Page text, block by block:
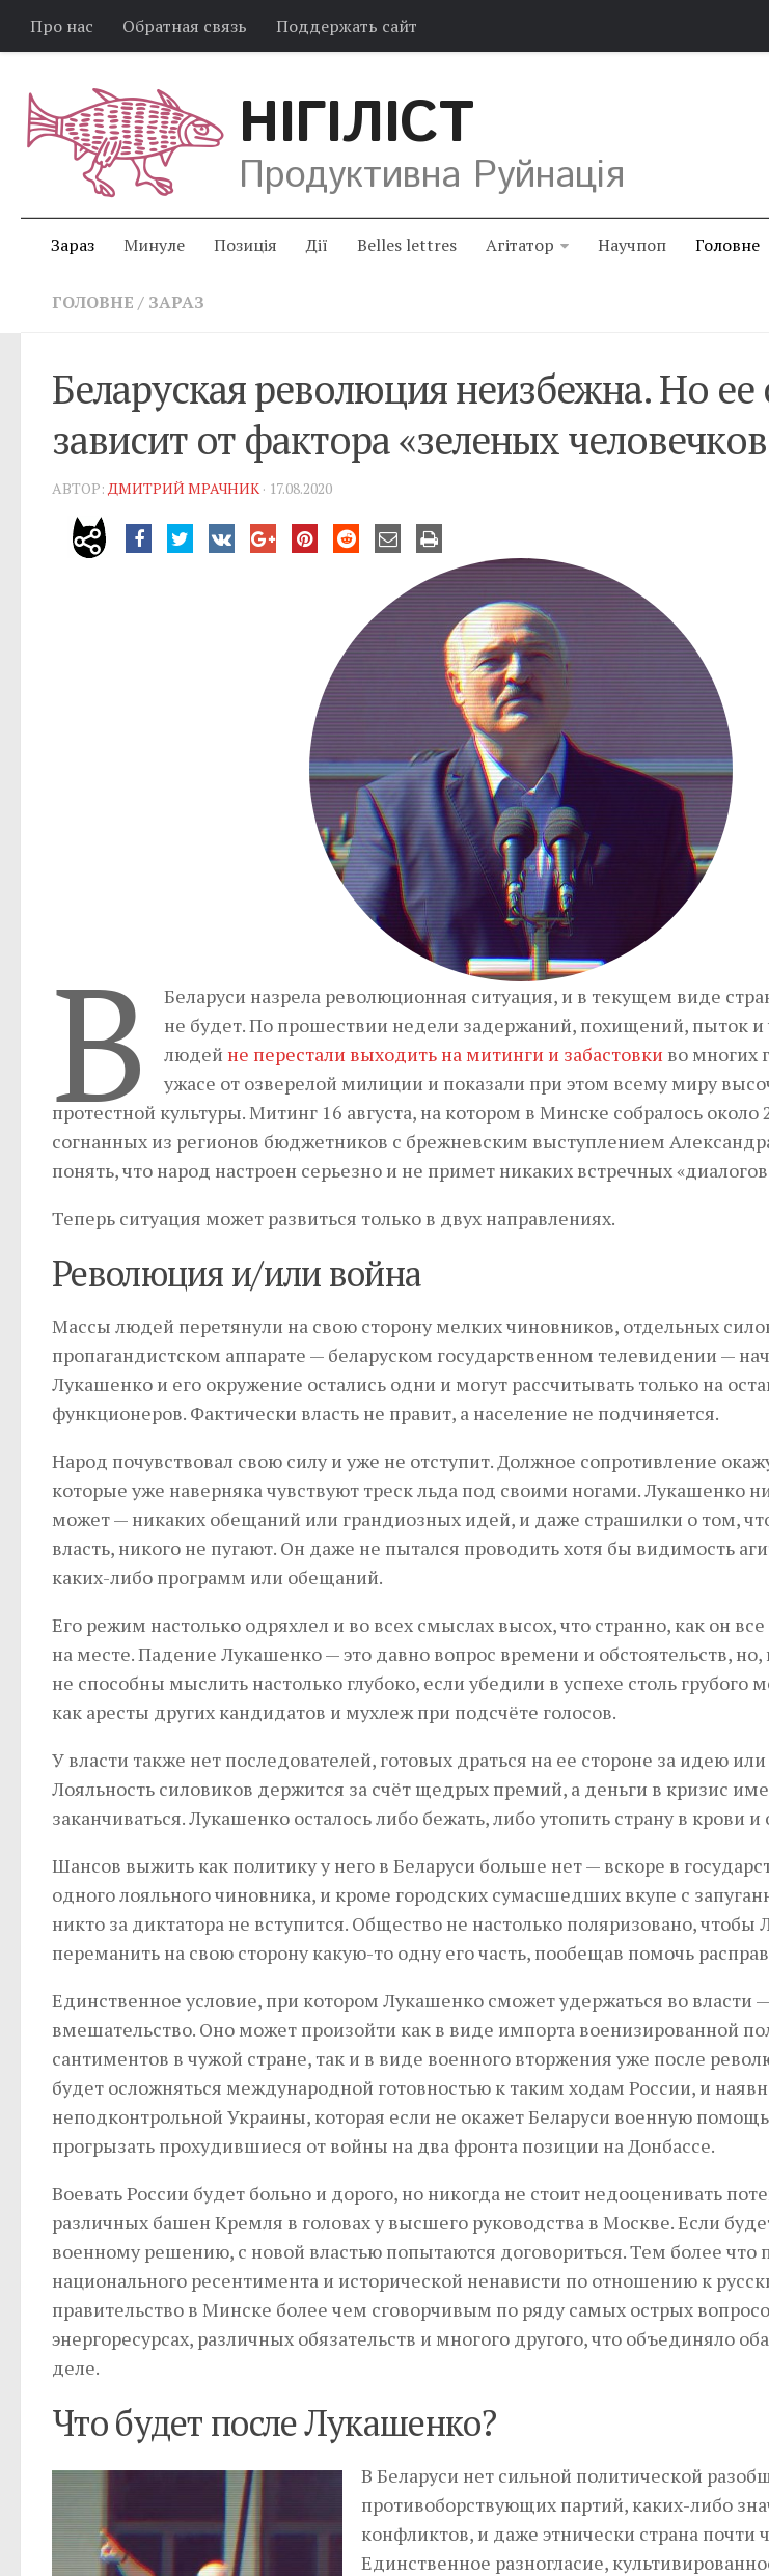
Про нас Обратная связь Поддержать сайт
НІГІЛІСТ
Продуктивна Руйнація
Зараз Минуле Позиція Дії Belles lettres Агітатор Научпоп Головне
ГОЛОВНЕ / ЗАРАЗ
Беларуская революция неизбежна. Но ее
зависит от фактора «зеленых
АВТОР: ДМИТРИЙ МРАЧНИК · 17.08.2020
В
Беларуси назрела революционная ситуация, и в текущем виде
не будет. По прошествии недели задержаний, похищений, пыток и
людей не перестали выходить на митинги и забастовки во многих
ужасе от озверелой милиции и показали при этом всему миру
протестной культуры. Митинг 16 августа, на котором в Минске собралось около
согнанных из регионов бюджетников с брежневским выступлением
понять, что народ настроен серьезно и не примет никаких встречных
Теперь ситуация может развиться только в двух направлениях.
Революция и/или война
Массы людей перетянули на свою сторону мелких чиновников, отдельных
пропагандистском аппарате — беларуском государственном телевидении —
Лукашенко и его окружение остались одни и могут рассчитывать только на
функционеров. Фактически власть не правит, а население не подчиняется.
Народ почувствовал свою силу и уже не отступит. Должное сопротивление
которые уже наверняка чувствуют треск льда под своими ногами. Лукашенко
может — никаких обещаний или грандиозных идей, и даже страшилки о том,
власть, никого не пугают. Он даже не пытался проводить хотя бы видимость
каких-либо программ или обещаний.
Его режим настолько одряхлел и во всех смыслах высох, что странно, как он
на месте. Падение Лукашенко — это давно вопрос времени и обстоятельств,
не способны мыслить настолько глубоко, если убедили в успехе столь грубого
как аресты других кандидатов и мухлеж при подсчёте голосов.
У власти также нет последователей, готовых драться на ее стороне за идею
Лояльность силовиков держится за счёт щедрых премий, а деньги в кризис
заканчиваться. Лукашенко осталось либо бежать, либо утопить страну в крови
Шансов выжить как политику у него в Беларуси больше нет — вскоре в
одного лояльного чиновника, и кроме городских сумасшедших вкупе с
никто за диктатора не вступится. Общество не настолько поляризовано,
переманить на свою сторону какую-то одну его часть, пообещав помочь
Единственное условие, при котором Лукашенко сможет удержаться во власти
вмешательство. Оно может произойти как в виде импорта военизированной
сантиментов в чужой стране, так и в виде военного вторжения уже после
будет осложняться международной готовностью к таким ходам России, и
неподконтрольной Украины, которая если не окажет Беларуси военную
прогрызать прохудившиеся от войны на два фронта позиции на Донбассе.
Воевать России будет больно и дорого, но никогда не стоит недооценивать
различных башен Кремля в головах у высшего руководства в Москве. Если
военному решению, с новой властью попытаются договориться. Тем более что
национального ресентимента и исторической ненависти по отношению к
правительство в Минске более чем сговорчивым по ряду самых острых
энергоресурсах, различных обязательств и многого другого, что объединяло
деле.
Что будет после Лукашенко?
В Беларуси нет сильной политической
противоборствующих партий, каких-либо
конфликтов, и даже этнически страна почти
Единственное разногласие,